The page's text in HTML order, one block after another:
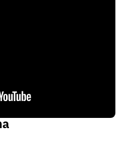
para